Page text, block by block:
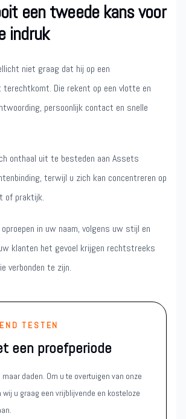
een tweede kans voor
indruk
niet graag dat hij op een
terechtkomt. Die rekent op een vlotte en
persoonlijk contact en snelle
onthaal uit te besteden aan Assets
terwijl u zich kan concentreren op
of praktijk.
in uw naam, volgens uw stijl en
klanten het gevoel krijgen rechtstreeks
verbonden te zijn.
TESTEN
een proefperiode
maar daden. Om u te overtuigen van onze
wij u graag een vrijblijvende en kosteloze